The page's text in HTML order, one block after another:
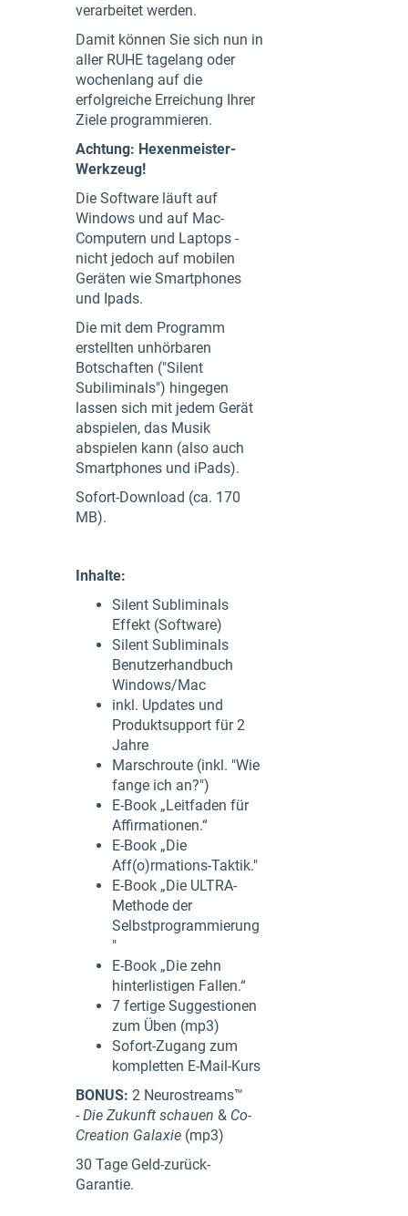
verarbeitet werden.
Damit können Sie sich nun in
aller RUHE tagelang oder
wochenlang auf die
erfolgreiche Erreichung Ihrer
Ziele programmieren.
Achtung: Hexenmeister-
Werkzeug!
Die Software läuft auf
Windows und auf Mac-
Computern und Laptops -
nicht jedoch auf mobilen
Geräten wie Smartphones
und Ipads.
Die mit dem Programm
erstellten unhörbaren
Botschaften ("Silent
Subiliminals") hingegen
lassen sich mit jedem Gerät
abspielen, das Musik
abspielen kann (also auch
Smartphones und iPads).
Sofort-Download (ca. 170
MB).
Inhalte:
Silent Subliminals
Effekt (Software)
Silent Subliminals
Benutzerhandbuch
Windows/Mac
inkl. Updates und
Produktsupport für 2
Jahre
Marschroute (inkl. "Wie
fange ich an?")
E-Book „Leitfaden für
Affirmationen.“
E-Book „Die
Aff(o)rmations-Taktik."
E-Book „Die ULTRA-
Methode der
Selbstprogrammierung
"
E-Book „Die zehn
hinterlistigen Fallen.“
7 fertige Suggestionen
zum Üben (mp3)
Sofort-Zugang zum
kompletten E-Mail-Kurs
BONUS: 2 Neurostreams™
- Die Zukunft schauen & Co-
Creation Galaxie (mp3)
30 Tage Geld-zurück-
Garantie.